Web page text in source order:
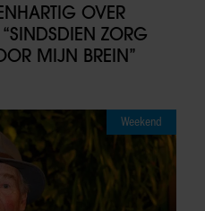
OVER
ZORG
MIJN BREIN”
Weekend